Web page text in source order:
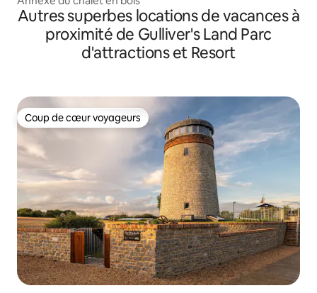
Autres superbes locations de vacances à
proximité de Gulliver's Land Parc
d'attractions et Resort
Coup de cœur voyageurs
Coup de cœur voyageurs